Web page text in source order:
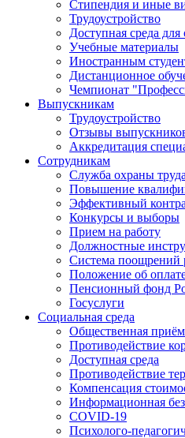
Стипендия и иные
Трудоустройство
Доступная среда
Учебные материалы
Иностранным
Дистанционное
Чемпионат
Выпускникам
Трудоустройство
Отзывы
Аккредитация
Сотрудникам
Служба охраны труда
Повышение
Эффективный
Конкурсы и выборы
Прием на работу
Должностные
Система поощрений
Положение об
Пенсионный фонд
Госуслуги
Социальная среда
Общественная
Противодействие
Доступная среда
Противодействие
Компенсация
Информационная
COVID-19
Психолого-